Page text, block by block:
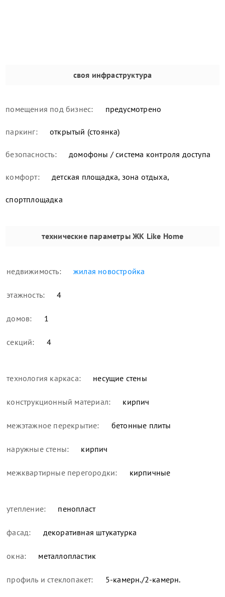
своя инфраструктура
помещения под бизнес: предусмотрено
паркинг: открытый (стоянка)
безопасность: домофоны / система контроля доступа
комфорт: детская площадка, зона отдыха,
спортплощадка
технические параметрыЖК Like Home
недвижимость: жилая новостройка
этажность: 4
домов: 1
секций: 4
технология каркаса: несущие стены
конструкционный материал: кирпич
межэтажное перекрытие: бетонные плиты
наружные стены: кирпич
межквартирные перегородки: кирпичные
утепление: пенопласт
фасад: декоративная штукатурка
окна: металлопластик
профиль и стеклопакет: 5-камерн./2-камерн.